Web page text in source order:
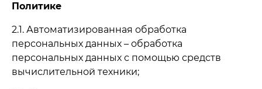
Политике
2.1. Автоматизированная обработка
персональных данных – обработка
персональных данных с помощью средств
вычислительной техники;